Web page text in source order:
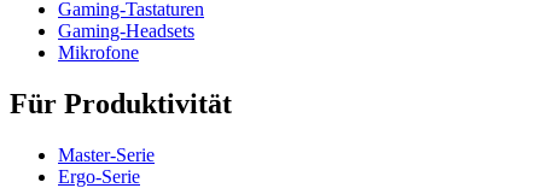
Gaming-Tastaturen
Gaming-Headsets
Mikrofone
Für Produktivität
Master-Serie
Ergo-Serie